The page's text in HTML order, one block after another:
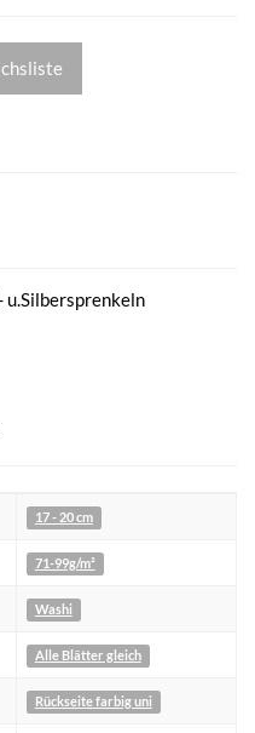
u.Silbersprenkeln
17 - 20 cm
71-99g/m²
Washi
Alle Blätter gleich
Rückseite farbig uni